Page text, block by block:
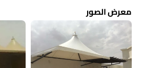
معرض الصور